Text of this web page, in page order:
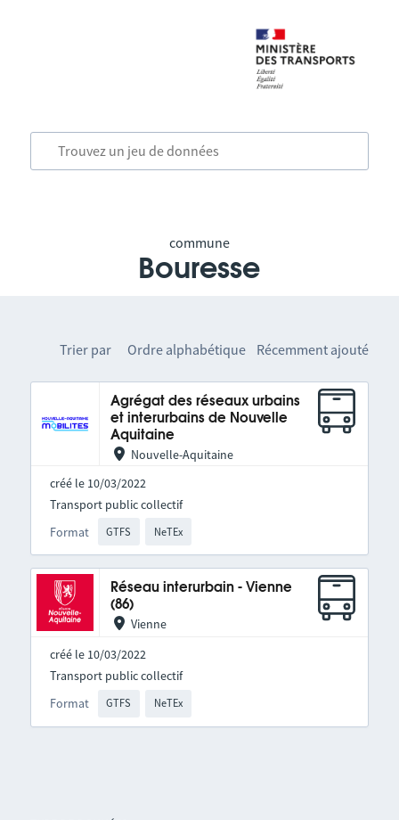
commune
Bouresse
Trier par Ordre alphabétique Récemment ajouté
Agrégat des réseaux urbains
et interurbains de Nouvelle
Aquitaine
Nouvelle-Aquitaine
créé le 10/03/2022
Format GTFS NeTEx
Transport public collectif
Réseau interurbain - Vienne
(86)
Vienne
créé le 10/03/2022
Format GTFS NeTEx
Transport public collectif